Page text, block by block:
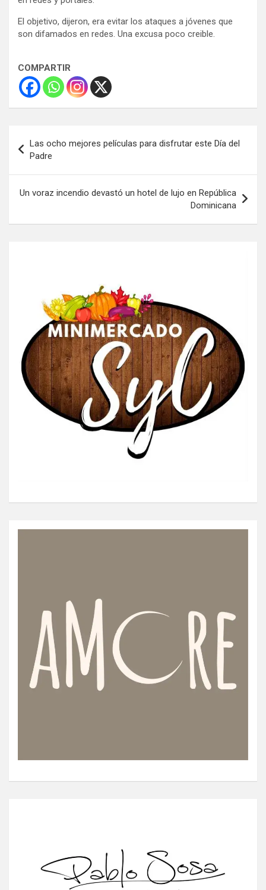
El objetivo, dijeron, era evitar los ataques a jóvenes que
son difamados en redes. Una excusa poco creible.
COMPARTIR
de
entradas
Las ocho mejores películas para disfrutar este Día del
Padre
Un voraz incendio devastó un hotel de lujo en República
Dominicana